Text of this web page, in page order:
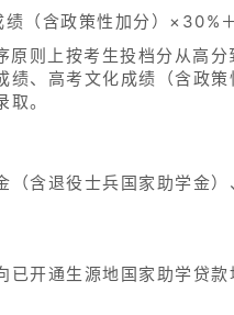
（含政策性加分）×30%
则上按考生投档分从高
、高考文化成绩（含政
。
含退役士兵国家助学金）
开通生源地国家助学贷